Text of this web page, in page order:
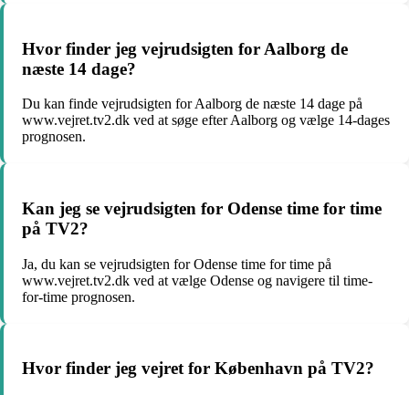
Hvor finder jeg vejrudsigten for Aalborg de
næste 14 dage?
Du kan finde vejrudsigten for Aalborg de næste 14 dage på
www.vejret.tv2.dk ved at søge efter Aalborg og vælge 14-dages
prognosen.
Kan jeg se vejrudsigten for Odense time for time
på TV2?
Ja, du kan se vejrudsigten for Odense time for time på
www.vejret.tv2.dk ved at vælge Odense og navigere til time-
for-time prognosen.
Hvor finder jeg vejret for København på TV2?